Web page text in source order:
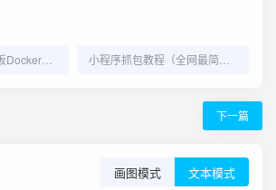
下一篇
画图模式 文本模式